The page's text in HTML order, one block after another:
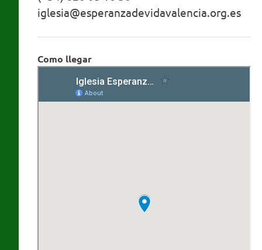
iglesia@esperanzadevidavalencia.org.es
Como llegar